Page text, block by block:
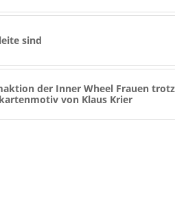
sind
der Inner Wheel Frauen
von Klaus Krier